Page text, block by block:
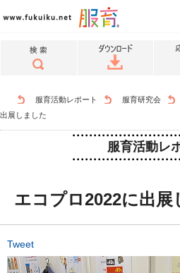
服育活動レポート 服育研究会
出展しました
服育活動レ
エコプロ2022に出展
Tweet